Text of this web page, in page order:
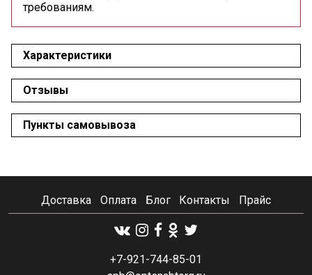
требованиям.
Характеристики
Отзывы
Пункты самовывоза
Доставка Оплата Блог Контакты Прайс
+7-921-744-85-01